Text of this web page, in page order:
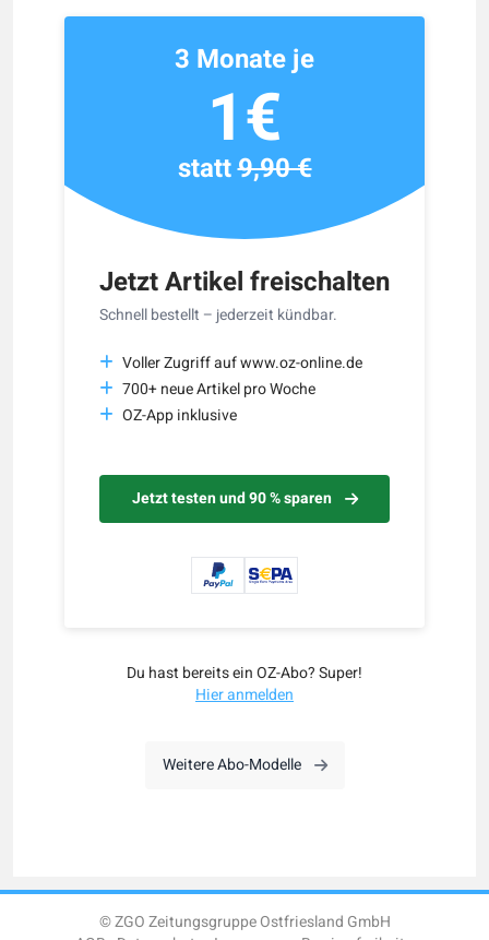
Jetzt Artikel freischalten
Schnell bestellt – jederzeit kündbar.
Voller Zugriff auf www.oz-online.de
700+ neue Artikel pro Woche
OZ-App inklusive
Jetzt testen und 90 % sparen
3 Monate je
1€
statt9,90 €
Du hast bereits ein OZ-Abo? Super!
Hier anmelden
Weitere Abo-Modelle
© ZGO Zeitungsgruppe Ostfriesland GmbH